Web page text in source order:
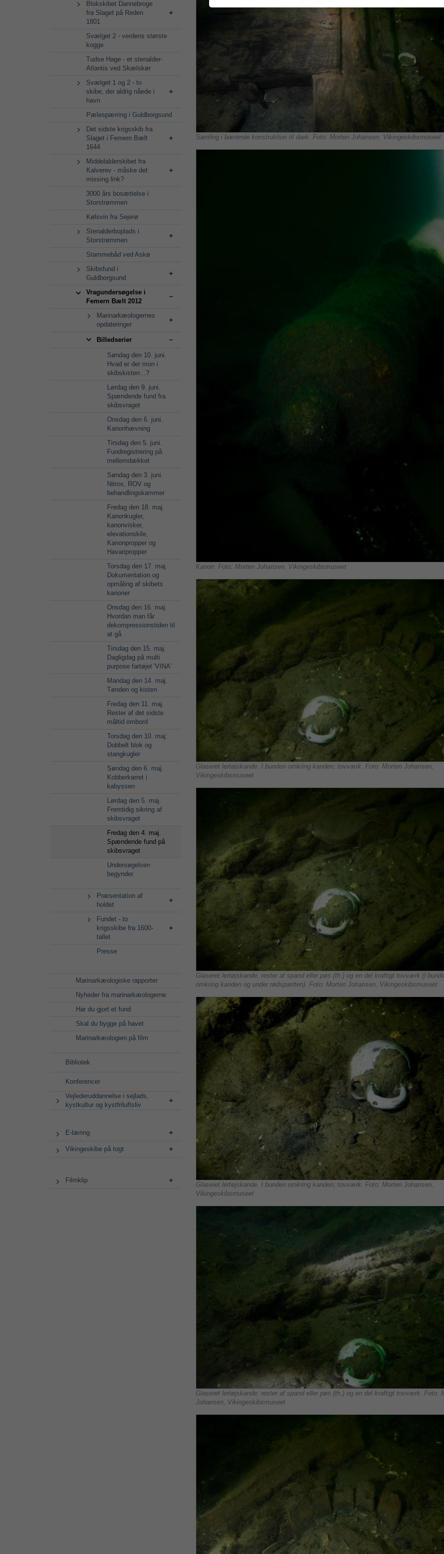
Blokskibet Dannebroge
fra Slaget på Reden
1801
Svælget 2 - verdens største
kogge
Tudse Hage - et stenalder-
Atlantis ved Skælskør
Svælget 1 og 2 - to
skibe, der aldrig nåede i
havn
Pælespærring i Guldborgsund
Det sidste krigsskib fra
Slaget i Femern Bælt
1644
Middelalderskibet fra
Kalverev - måske det
missing link?
3000 års bosættelse i
Storstrømmen
Kølsvin fra Sejerø
Stenalderboplads i
Storstrømmen
Stammebåd ved Askø
Skibsfund i
Guldborgsund
Vragundersøgelse i
Femern Bælt 2012
Marinarkæologernes
opdateringer
Billedserier
Søndag den 10. juni.
Hvad er der mon i
skibskisten...?
Lørdag den 9. juni.
Spændende fund fra
skibsvraget
Onsdag den 6. juni.
Kanonhævning
Tirsdag den 5. juni.
Fundregistrering på
mellemdækket
Søndag den 3. juni.
Nitrox, ROV og
behandlingskammer
Fredag den 18. maj.
Kanonkugler,
kanonvisker,
elevationskile,
Kanonpropper og
Havaripropper
Torsdag den 17. maj.
Dokumentation og
opmåling af skibets
kanoner
Onsdag den 16. maj.
Hvordan man får
dekompressionstiden til
at gå
Tirsdag den 15. maj.
Dagligdag på multi
purpose fartøjet 'VINA'
Mandag den 14. maj.
Tønden og kisten
Fredag den 11. maj.
Rester af det sidste
måltid ombord
Torsdag den 10. maj:
Dobbelt blok og
stangkugler
Søndag den 6. maj.
Kobberkarret i
kabyssen
Lørdag den 5. maj.
Fremtidig sikring af
skibsvraget
Fredag den 4. maj.
Spændende fund på
skibsvraget
Undersøgelsen
begynder
Præsentation af
holdet
Fundet - to
krigsskibe fra 1600-
tallet
Presse
Marinarkæologiske rapporter
Nyheder fra marinarkæologerne
Har du gjort et fund
Skal du bygge på havet
Marinarkæologien på film
Bibliotek
Konferencer
Vejlederuddannelse i sejlads,
kystkultur og kystfriluftsliv
E-læring
Vikingeskibe på togt
Filmklip
Samling i bærende konstruktion til dæk. Foto: Morten Johansen, Vikingeskibsmuseet
Kanon. Foto: Morten Johansen, Vikingeskibsmuseet
Glaseret lertøjskande. I bunden omkring kanden; tovværk. Foto: Morten Johansen,
Vikingeskibsmuseet
Glaseret lertøjskande, rester af spand eller pøs (th.) og en del kraftigt tovværk (i
omkring kanden og under rødspætten). Foto: Morten Johansen, Vikingeskibsmuseet
Glaseret lertøjskande. I bunden omkring kanden; tovværk. Foto: Morten Johansen,
Vikingeskibsmuseet
Glaseret lertøjskande, rester af spand eller pøs (th.) og en del kraftigt tovværk. Foto:
Johansen, Vikingeskibsmuseet